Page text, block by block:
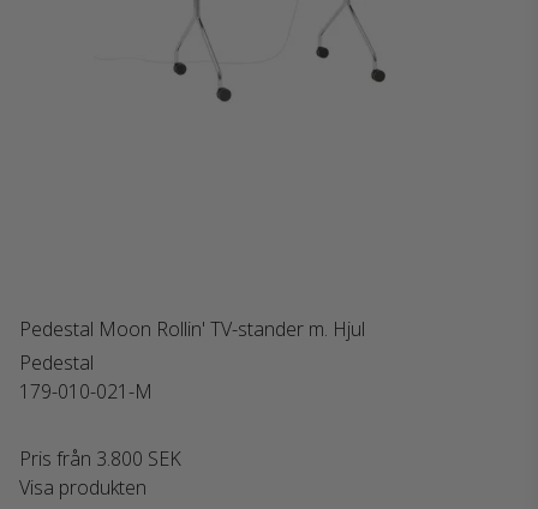
Pedestal Moon Rollin' TV-stander m. Hjul
Pedestal
179-010-021-M
Pris från 3.800 SEK
Visa produkten